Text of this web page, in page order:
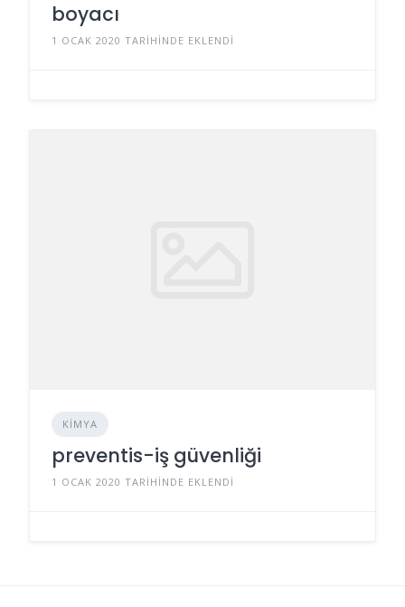
boyacı
1 OCAK 2020 TARIHINDE EKLENDI
KIMYA
preventis-iş güvenliği
1 OCAK 2020 TARIHINDE EKLENDI